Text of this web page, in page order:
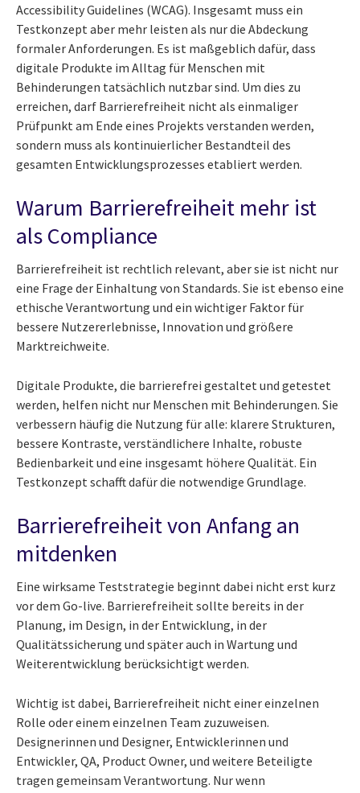
Accessibility Guidelines (WCAG). Insgesamt muss ein
Testkonzept aber mehr leisten als nur die Abdeckung
formaler Anforderungen. Es ist maßgeblich dafür, dass
digitale Produkte im Alltag für Menschen mit
Behinderungen tatsächlich nutzbar sind. Um dies zu
erreichen, darf Barrierefreiheit nicht als einmaliger
Prüfpunkt am Ende eines Projekts verstanden werden,
sondern muss als kontinuierlicher Bestandteil des
gesamten Entwicklungsprozesses etabliert werden.
Warum Barrierefreiheit mehr ist
als Compliance
Barrierefreiheit ist rechtlich relevant, aber sie ist nicht nur
eine Frage der Einhaltung von Standards. Sie ist ebenso eine
ethische Verantwortung und ein wichtiger Faktor für
bessere Nutzererlebnisse, Innovation und größere
Marktreichweite.
Digitale Produkte, die barrierefrei gestaltet und getestet
werden, helfen nicht nur Menschen mit Behinderungen. Sie
verbessern häufig die Nutzung für alle: klarere Strukturen,
bessere Kontraste, verständlichere Inhalte, robuste
Bedienbarkeit und eine insgesamt höhere Qualität. Ein
Testkonzept schafft dafür die notwendige Grundlage.
Barrierefreiheit von Anfang an
mitdenken
Eine wirksame Teststrategie beginnt dabei nicht erst kurz
vor dem Go-live. Barrierefreiheit sollte bereits in der
Planung, im Design, in der Entwicklung, in der
Qualitätssicherung und später auch in Wartung und
Weiterentwicklung berücksichtigt werden.
Wichtig ist dabei, Barrierefreiheit nicht einer einzelnen
Rolle oder einem einzelnen Team zuzuweisen.
Designerinnen und Designer, Entwicklerinnen und
Entwickler, QA, Product Owner, und weitere Beteiligte
tragen gemeinsam Verantwortung. Nur wenn